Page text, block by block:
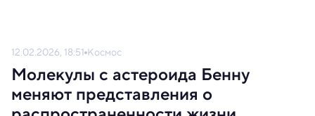
12.02.2026, 18:51 Космос
Молекулы с астероида Бенну
меняют представления о